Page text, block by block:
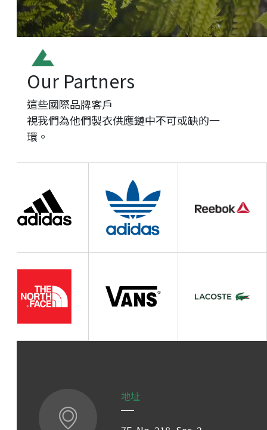
Our Partners
這些國際品牌客戶
視我們為他們製衣供應鏈中不可或缺的一
環。
地址